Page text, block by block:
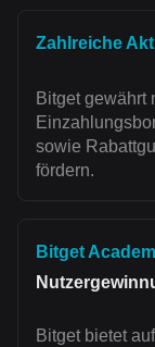
Zahlreiche
Bitget gewährt
sowie
fördern.
Bitget
Bitget bietet